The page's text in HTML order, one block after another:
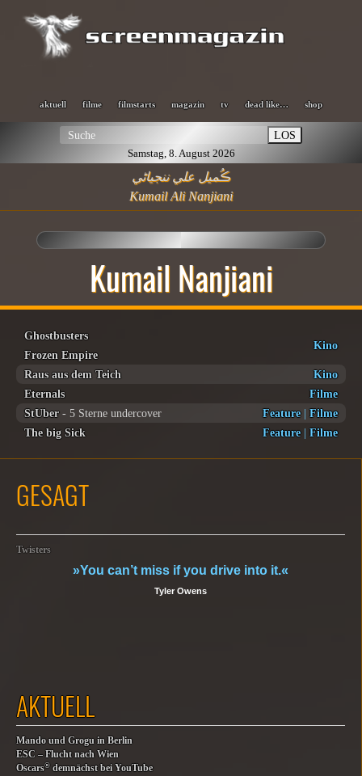
aktuell filme filmstarts magazin tv dead like… shop
LOS
Samstag, 8. August 2026
Kumail Nanjiani
ڪُميل علي ننجياڻي
Kumail Ali Nanjiani
Ghostbusters
Frozen Empire
Kino
Raus aus dem Teich
Kino
Eternals
Filme
StUber- 5 Sterne undercover Feature| Filme
The big Sick
Feature| Filme
GESAGT
Twisters
»You can’t miss if you drive into it.«
Tyler Owens
AKTUELL
Mando und Grogu in Berlin
ESC – Flucht nach Wien
Oscars® demnächst bei YouTube